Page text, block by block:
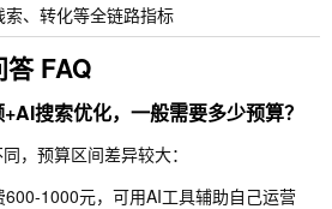
、转化等全链路指标
FAQ
搜索优化，一般需要多少预算？
，预算区间差异较大：
600-1000元，可用AI工具辅助自己运营